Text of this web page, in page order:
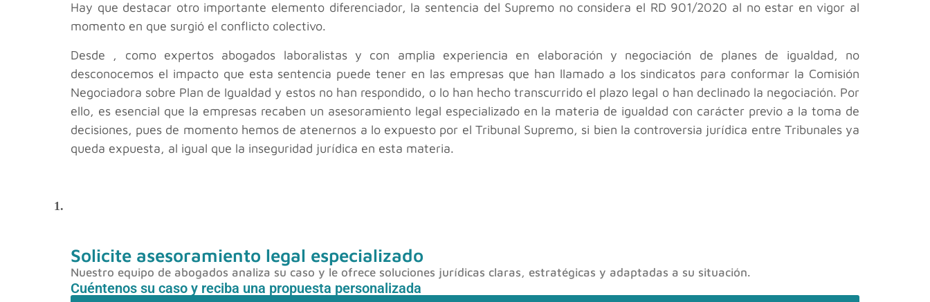
Hay que destacar otro importante elemento diferenciador, la sentencia del Supremo no considera el RD 901/2020 al no estar en vigor al
momento en que surgió el conflicto colectivo.
Desde , como expertos abogados laboralistas y con amplia experiencia en elaboración y negociación de planes de igualdad, no
desconocemos el impacto que esta sentencia puede tener en las empresas que han llamado a los sindicatos para conformar la Comisión
Negociadora sobre Plan de Igualdad y estos no han respondido, o lo han hecho transcurrido el plazo legal o han declinado la negociación. Por
ello, es esencial que la empresas recaben un asesoramiento legal especializado en la materia de igualdad con carácter previo a la toma de
decisiones, pues de momento hemos de atenernos a lo expuesto por el Tribunal Supremo, si bien la controversia jurídica entre Tribunales ya
queda expuesta, al igual que la inseguridad jurídica en esta materia.
1.
Solicite asesoramiento legal especializado
Nuestro equipo de abogados analiza su caso y le ofrece soluciones jurídicas claras, estratégicas y adaptadas a su situación.
Cuéntenos su caso y reciba una propuesta personalizada